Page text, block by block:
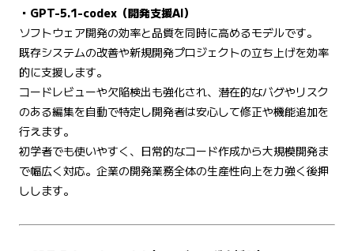
・GPT-5.1-codex（開発支援AI）
ソフトウェア開発の効率と品質を同時に高めるモデルです。
既存システムの改善や新規開発プロジェクトの立ち上げを効率
的に支援します。
コードレビューや欠陥検出も強化され、潜在的なバグやリスク
のある編集を自動で特定し開発者は安心して修正や機能追加を
行えます。
初学者でも使いやすく、日常的なコード作成から大規模開発ま
で幅広く対応。企業の開発業務全体の生産性向上を力強く後押
しします。